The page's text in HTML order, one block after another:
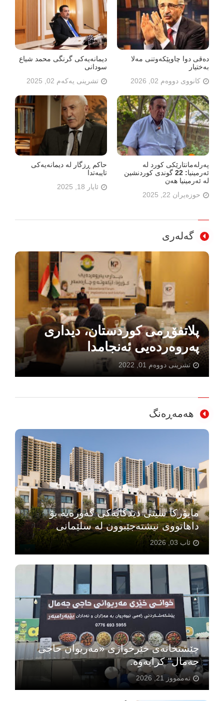
دەقی دوا چاوپێکەوتنی مەلا
بەختیار
کانووی دووەم 02, 2026
دیمانەیەکی گرنگی محمد شیاع
سودانی
تشرینی یەکەم 02, 2025
پەرلەمانتارێکی کورد لە
ئەرمینیا: 22 گوندی کوردنشین
لە ئەرمینیا هەن
حوزەیران 22, 2025
حاکم ڕزگار لە دیمانەیەکی
تایبەتدا
ئایار 18, 2025
گەلەری
پلاتفۆڕمی کوردستان بۆ پرسە
نیشتمانییەکان
کانووی دووەم 01, 2026
هەمەڕەنگ
مایۆرکا سیتی دیدگایەکی گەورەیە بۆ
داهاتووی نیشتەجێبوون لە سلێمانی
ئاب 03, 2026
چێشتخانەی خێرخوازی «مەریوان حاجی
جەمال" كرایه‌وه‌.
تەممووز 21, 2026